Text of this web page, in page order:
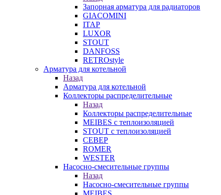
Запорная арматура для радиаторов
GIACOMINI
ITAP
LUXOR
STOUT
DANFOSS
RETROstyle
Арматура для котельной
Назад
Арматура для котельной
Коллекторы распределительные
Назад
Коллекторы распределительные
MEIBES с теплоизоляцией
STOUT с теплоизоляцией
СЕВЕР
ROMER
WESTER
Насосно-смесительные группы
Назад
Насосно-смесительные группы
MEIBES